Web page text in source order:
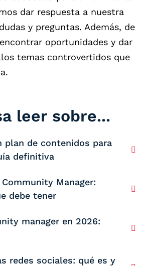
dar respuesta a nuestra
y preguntas. Además, de
oportunidades y dar
temas controvertidos que
leer sobre...
plan de contenidos para
definitiva
Manager:
debe tener
manager en 2026:
redes sociales: qué es y